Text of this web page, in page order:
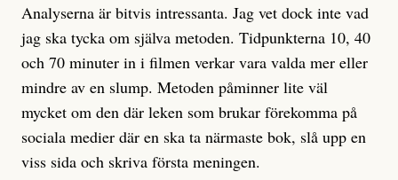
Analyserna är bitvis intressanta. Jag vet dock inte vad
jag ska tycka om själva metoden. Tidpunkterna 10, 40
och 70 minuter in i filmen verkar vara valda mer eller
mindre av en slump. Metoden påminner lite väl
mycket om den där leken som brukar förekomma på
sociala medier där en ska ta närmaste bok, slå upp en
viss sida och skriva första meningen.